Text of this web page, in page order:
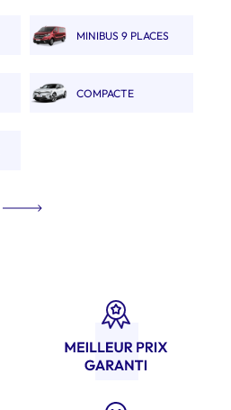
MINIBUS 9 PLACES
COMPACTE